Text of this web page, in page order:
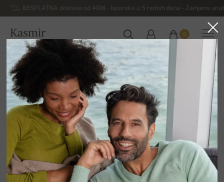
BESPLATNA dostava od 400€ - Isporuka u 5 radnih dana – Zamjena
Kasmir
HRVATSKA
0
Kuća
Luksuzni ženski džemperi od kašmira
Ženski džemperi od kašmira s V-izrezom